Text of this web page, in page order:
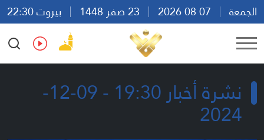
الجمعة
بيروت 22:30
Ar
En Fr Es
نشرة أخبار 19:30 - 09-12-
2024